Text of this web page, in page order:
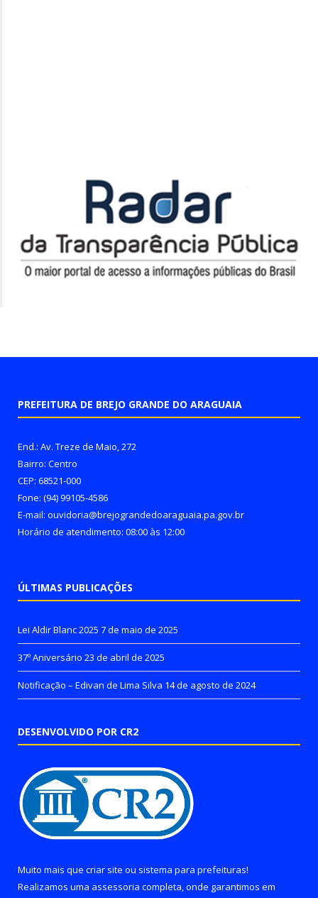
PREFEITURA DE BREJO GRANDE DO ARAGUAIA
End.: Av. Treze de Maio, 272
Bairro: Centro
CEP: 68521-000
Fone: (94) 99105-4586
E-mail: ouvidoria@brejograndedoaraguaia.pa.gov.br
Horário de atendimento: 08:00 às 12:00
ÚLTIMAS PUBLICAÇÕES
Lei Aldir Blanc 2025 7 de maio de 2025
37º Aniversário 23 de abril de 2025
Notificação – Edivan de Lima Silva 14 de agosto de 2024
DESENVOLVIDO POR CR2
Muito mais que criar site ou sistema para prefeituras!
Realizamos uma assessoria completa, onde garantimos em